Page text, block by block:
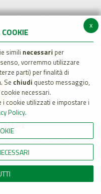
coordinamento di MARR
Legal Disclaimer
Privacy
x
simili necessari per
vorremmo utilizzare
parti) per finalità di
Se chiudi questo messaggio,
necessari.
i cookie utilizzati e impostare i
Policy.